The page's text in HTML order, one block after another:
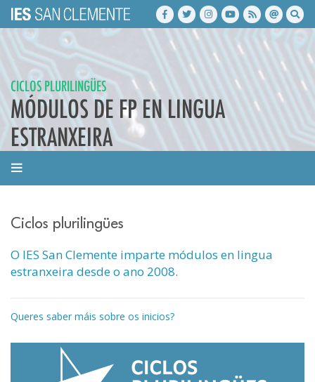
CICLOS PLURILINGÜES
MÓDULOS DE FP EN LINGUA
ESTRANXEIRA
Ciclos plurilingües
O IES San Clemente imparte módulos en lingua
estranxeira desde o ano 2008.
Queres saber máis sobre os inicios?